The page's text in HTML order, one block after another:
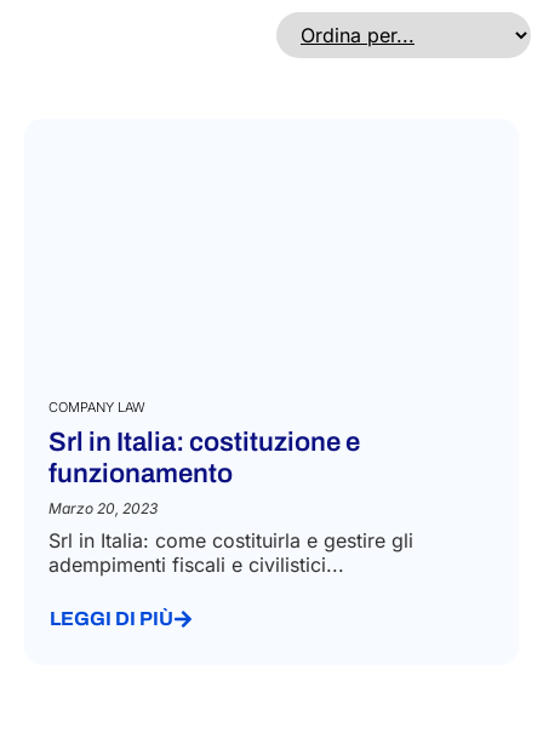
COMPANY LAW
Srl in Italia: costituzione e
funzionamento
Marzo 20, 2023
Srl in Italia: come costituirla e gestire gli
adempimenti fiscali e civilistici...
LEGGI DI PIÙ